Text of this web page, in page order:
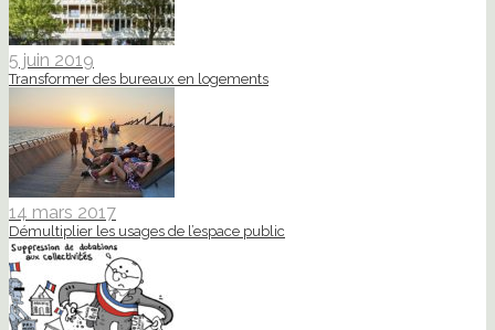
5 juin 2019
Transformer des bureaux en logements
14 mars 2017
Démultiplier les usages de l’espace public